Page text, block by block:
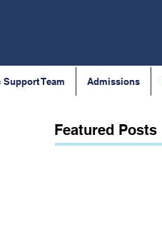
Team Admissions
Featured Posts